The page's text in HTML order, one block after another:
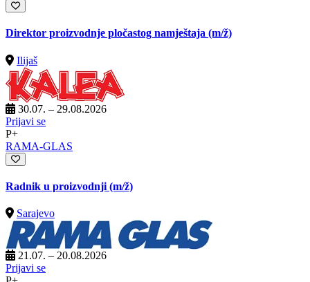
Direktor proizvodnje pločastog namještaja (m/ž)
Ilijaš
30.07. – 29.08.2026
Prijavi se
P+
RAMA-GLAS
Radnik u proizvodnji (m/ž)
Sarajevo
21.07. – 20.08.2026
Prijavi se